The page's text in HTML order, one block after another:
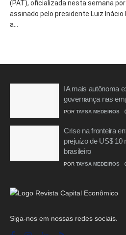
(PAT), oficializada nesta semana
assinado pelo presidente Luiz Inácio
a...
IA mais autônoma
governança nas
POR TAYSA MEDEIROS
Crise na fronteira
prejuízo de US$ 10
brasileiro
POR TAYSA MEDEIROS
Siga-nos em nossas redes sociais.